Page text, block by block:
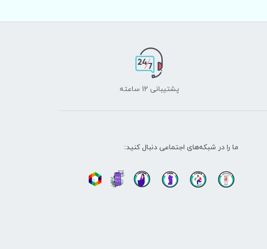
پشتیبانی 12 ساعته
ما را در شبکه‌های اجتماعی دنبال کنید: